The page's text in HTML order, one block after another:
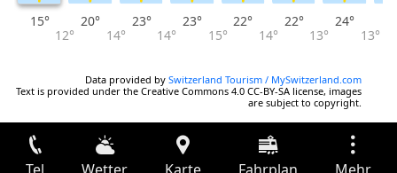
15°
12°
20°
14°
23°
14°
23°
15°
22°
14°
22°
13°
24°
13°
Data provided by Switzerland Tourism / MySwitzerland.com
Text is provided under the Creative Commons 4.0 CC-BY-SA license, images
are subject to copyright.